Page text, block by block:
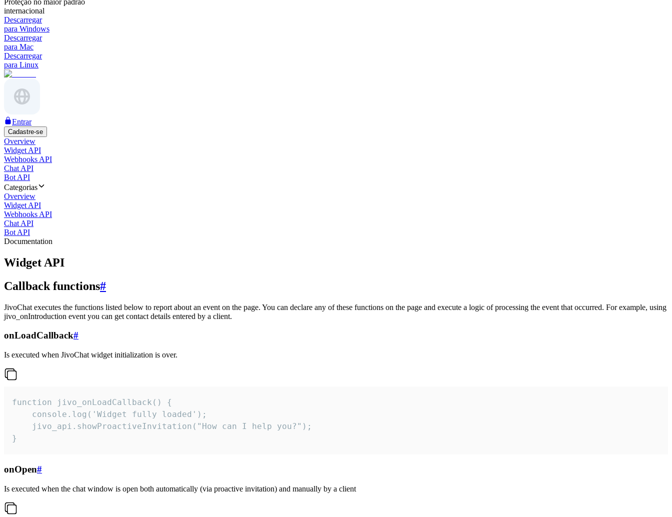
Proteção no maior padrão
internacional
Descarregar
para Windows
Descarregar
para Mac
Descarregar
para Linux
Entrar
Cadastre-se
Overview
Widget API
Webhooks API
Chat API
Bot API
Categorias
Overview
Widget API
Webhooks API
Chat API
Bot API
Documentation
Widget API
Callback functions#
JivoChat executes the functions listed below to report about an event on the page. You can declare any of these functions on the page and execute a logic of processing the event that occurred. For example, using
jivo_onIntroduction event you can get contact details entered by a client.
onLoadCallback#
Is executed when JivoChat widget initialization is over.
function jivo_onLoadCallback() {
    console.log('Widget fully loaded');
    jivo_api.showProactiveInvitation("How can I help you?");
}
onOpen#
Is executed when the chat window is open both automatically (via proactive invitation) and manually by a client